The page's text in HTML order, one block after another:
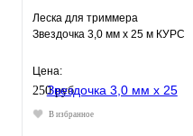
Леска для триммера
Звездочка 3,0 мм х 25 м КУРС
Цена:
250 руб.
В избранное